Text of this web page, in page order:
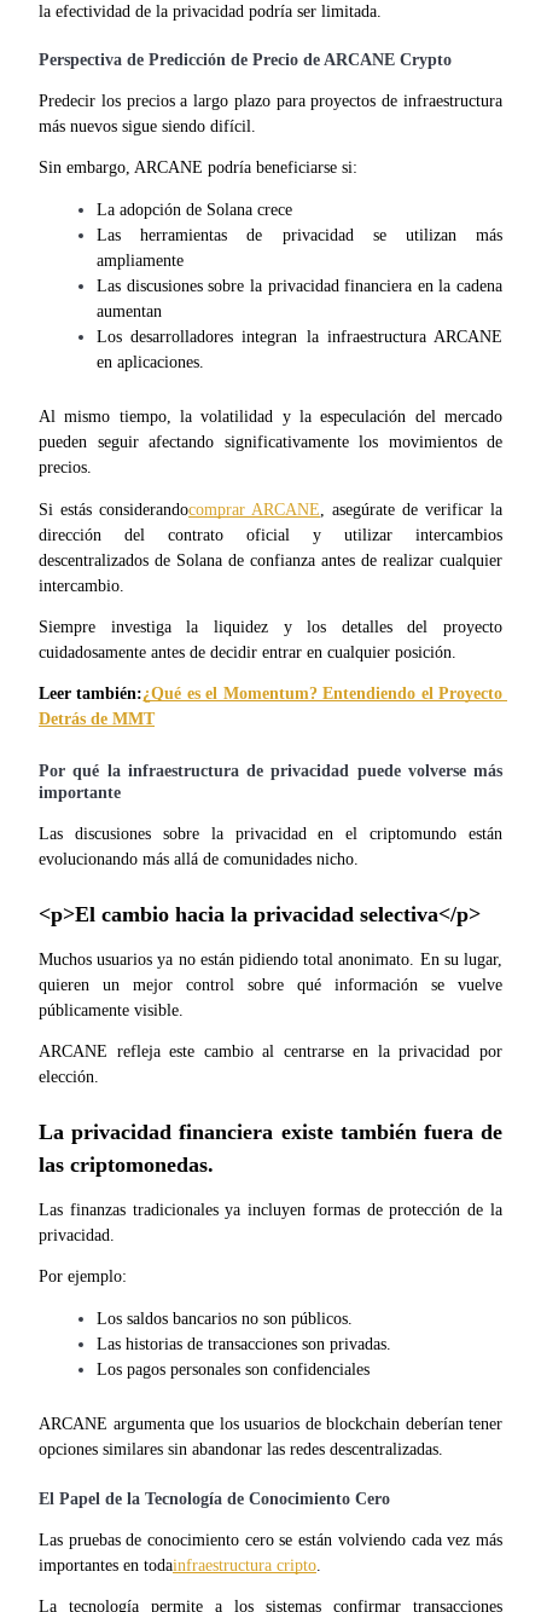
la efectividad de la privacidad podría ser limitada.
Perspectiva de Predicción de Precio de ARCANE Crypto
Predecir los precios a largo plazo para proyectos de infraestructura
más nuevos sigue siendo difícil.
Sin embargo, ARCANE podría beneficiarse si:
La adopción de Solana crece
Las herramientas de privacidad se utilizan más
ampliamente
Las discusiones sobre la privacidad financiera en la cadena
aumentan
Los desarrolladores integran la infraestructura ARCANE
en aplicaciones.
Al mismo tiempo, la volatilidad y la especulación del mercado
pueden seguir afectando significativamente los movimientos de
precios.
Si estás considerandocomprar ARCANE , asegúrate de verificar la
dirección del contrato oficial y utilizar intercambios
descentralizados de Solana de confianza antes de realizar cualquier
intercambio.
Siempre investiga la liquidez y los detalles del proyecto
cuidadosamente antes de decidir entrar en cualquier posición.
Leer también:¿Qué es el Momentum? Entendiendo el Proyecto
Detrás de MMT
Por qué la infraestructura de privacidad puede volverse más
importante
Las discusiones sobre la privacidad en el criptomundo están
evolucionando más allá de comunidades nicho.
<p>El cambio hacia la privacidad selectiva</p>
Muchos usuarios ya no están pidiendo total anonimato. En su lugar,
quieren un mejor control sobre qué información se vuelve
públicamente visible.
ARCANE refleja este cambio al centrarse en la privacidad por
elección.
La privacidad financiera existe también fuera de
las criptomonedas.
Las finanzas tradicionales ya incluyen formas de protección de la
privacidad.
Por ejemplo:
Los saldos bancarios no son públicos.
Las historias de transacciones son privadas.
Los pagos personales son confidenciales
ARCANE argumenta que los usuarios de blockchain deberían tener
opciones similares sin abandonar las redes descentralizadas.
El Papel de la Tecnología de Conocimiento Cero
Las pruebas de conocimiento cero se están volviendo cada vez más
importantes en todainfraestructura cripto
La tecnología permite a los sistemas confirmar transacciones